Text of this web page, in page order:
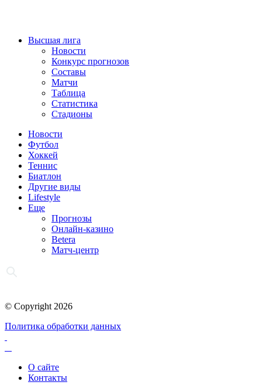
Высшая лига
Новости
Конкурс прогнозов
Составы
Матчи
Таблица
Статистика
Стадионы
Новости
Футбол
Хоккей
Теннис
Биатлон
Другие виды
Lifestyle
Еще
Прогнозы
Онлайн-казино
Betera
Матч-центр
© Copyright 2026
Политика обработки данных
О сайте
Контакты